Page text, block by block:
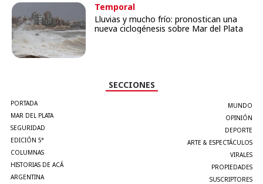
Temporal
Lluvias y mucho frío: pronostican una
nueva ciclogénesis sobre Mar del Plata
SECCIONES
PORTADA
MAR DEL PLATA
SEGURIDAD
EDICIÓN 5°
COLUMNAS
HISTORIAS DE ACÁ
ARGENTINA
MUNDO
OPINIÓN
DEPORTE
ARTE & ESPECTÁCULOS
VIRALES
PROPIEDADES
SUSCRIPTORES